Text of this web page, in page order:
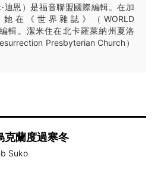
·迪恩）是福音聯盟國際編輯。在加
在《世界雜誌》（WORLD
輯。潔米住在北卡羅萊納州夏洛
Presbyterian Church）
克蘭度過寒冬
Suko